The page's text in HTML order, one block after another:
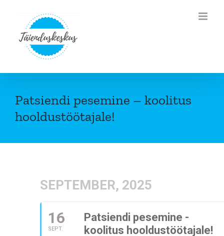
content
Patsiendi pesemine – koolitus
hooldustöötajale!
SEPTEMBER, 2025
16
SEPT.
Patsiendi pesemine -
koolitus hooldustöötajale!